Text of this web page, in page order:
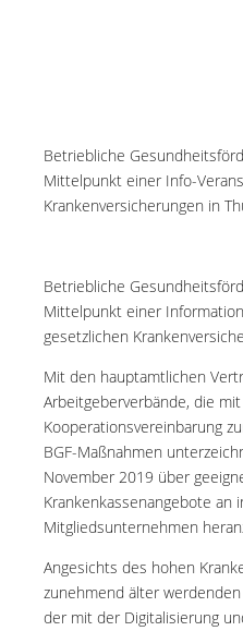
Betriebliche
Mittelpunkt einer Info-
Krankenversicherungen in
Betriebliche
Mittelpunkt einer
gesetzlichen
Mit den hauptamtlichen
Arbeitgeberverbände, die
Kooperationsvereinbarung
BGF-Maßnahmen
November 2019 über
Krankenkassenangebote an
Mitgliedsunternehmen
Angesichts des hohen
zunehmend älter
der mit der Digitalisierung